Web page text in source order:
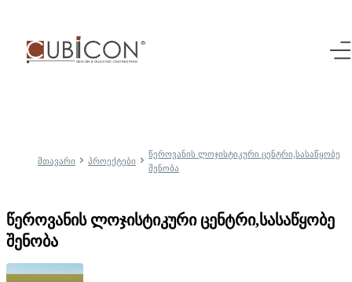
მთავარი პროექტები
წეროვანის ლოჯისტიკური ცენტრი,სასაწყობე
შენობა
წეროვანის ლოჯისტიკური ცენტრი,სასაწყობე
შენობა